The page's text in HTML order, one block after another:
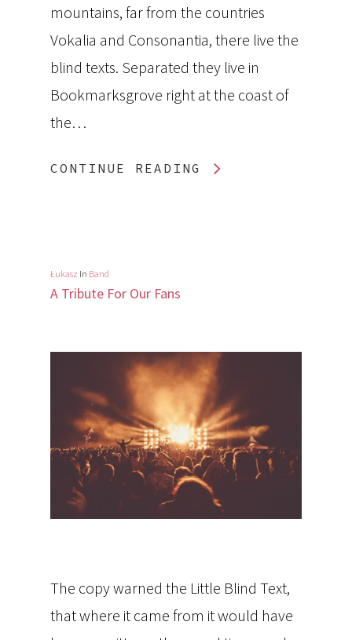
mountains, far from the countries
Vokalia and Consonantia, there live the
blind texts. Separated they live in
Bookmarksgrove right at the coast of
the…
CONTINUE READING
Łukasz In Band
A Tribute For Our Fans
The copy warned the Little Blind Text,
that where it came from it would have
PRZYJĘCIA
OKOLICZNOŚCIOWE
PRZYJĘCIA WESELNE
WYCIECZKI
OBOZY ORAZ
SPORTOWE
STYPY
MENU
GALERIA
POKOJE GOŚCINNE
KONTAKT